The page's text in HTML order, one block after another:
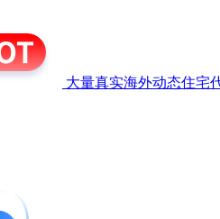
大量真实海外动态住宅